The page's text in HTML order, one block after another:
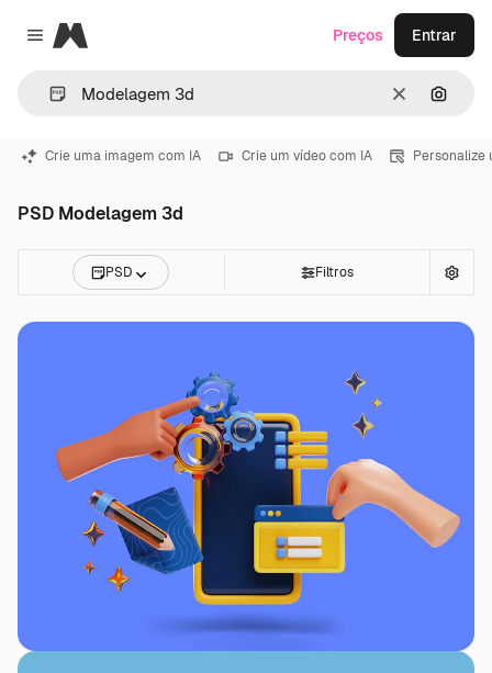
Close menu
Magnific
Limpar
Preços Entrar
Crie uma imagem com IA Crie um vídeo com IA Personalize
PSD Modelagem 3d
PSD Filtros